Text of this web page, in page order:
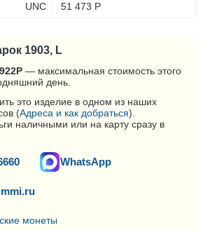
UNC 51 473 Р
1903, L
Р — максимальная стоимость этого
день.
это изделие в одном из наших
(Адреса и как добраться).
наличными или на карту сразу в
WhatsApp
монеты